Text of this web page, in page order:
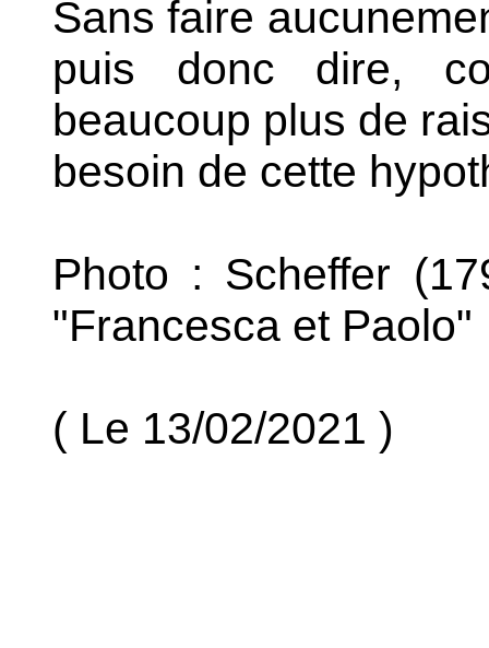
Sans faire
puis donc dire,
beaucoup plus de
besoin de cette
Photo : Scheffer
"Francesca et Paolo"
( Le 13/02/2021 )